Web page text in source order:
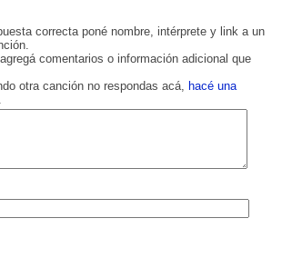
correcta poné nombre, intérprete y link a un
comentarios o información adicional que
otra canción no respondas acá, hacé una